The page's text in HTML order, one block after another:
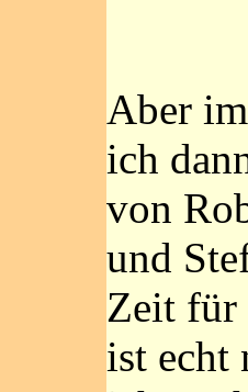
Aber
ich
von
und
Zeit für
ist echt